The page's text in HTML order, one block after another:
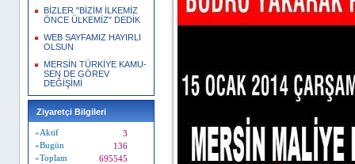
BİZLER "BİZİM İLKEMİZ
ÖNCE ÜLKEMİZ" DEDİK
WEB SAYFAMIZ HAYIRLI
OLSUN
MERSİN TÜRKİYE KAMU-
SEN DE GÖREV
DEĞİŞİMİ
Ziyaretçi Bilgileri
»Aktif
3
»Bugün
136
»Toplam
695545